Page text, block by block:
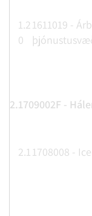
1.2
0
1611019 -
2.1709002F -
2.11708008 -